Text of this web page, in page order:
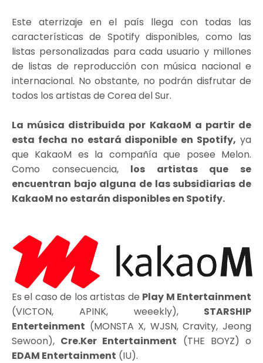
Este aterrizaje en el país llega con todas las
características de Spotify disponibles, como las
listas personalizadas para cada usuario y millones
de listas de reproducción con música nacional e
internacional. No obstante, no podrán disfrutar de
todos los artistas de Corea del Sur.
La música distribuida por KakaoM a partir de
esta fecha no estará disponible en Spotify, ya
que KakaoM es la compañía que posee Melon.
Como consecuencia, los artistas que se
encuentran bajo alguna de las subsidiarias de
KakaoM no estarán disponibles en Spotify.
Es el caso de los artistas de Play M Entertainment
(VICTON, APINK, weeekly), STARSHIP
Enterteinment (MONSTA X, WJSN, Cravity, Jeong
Sewoon), Cre.Ker Entertainment (THE BOYZ) o
EDAM Entertainment (IU).